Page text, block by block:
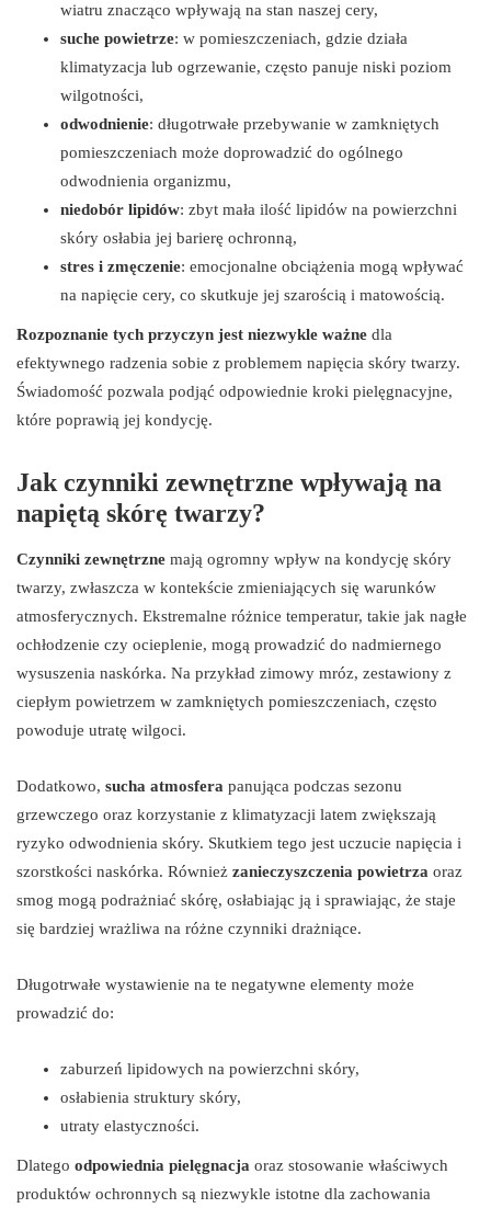
wiatru znacząco wpływają na stan naszej cery,
suche powietrze: w pomieszczeniach, gdzie działa
klimatyzacja lub ogrzewanie, często panuje niski poziom
wilgotności,
odwodnienie: długotrwałe przebywanie w zamkniętych
pomieszczeniach może doprowadzić do ogólnego
odwodnienia organizmu,
niedobór lipidów: zbyt mała ilość lipidów na powierzchni
skóry osłabia jej barierę ochronną,
stres i zmęczenie: emocjonalne obciążenia mogą wpływać
na napięcie cery, co skutkuje jej szarością i matowością.
Rozpoznanie tych przyczyn jest niezwykle ważne dla
efektywnego radzenia sobie z problemem napięcia skóry twarzy.
Świadomość pozwala podjąć odpowiednie kroki pielęgnacyjne,
które poprawią jej kondycję.
Jak czynniki zewnętrzne wpływają na
napiętą skórę twarzy?
Czynniki zewnętrzne mają ogromny wpływ na kondycję skóry
twarzy, zwłaszcza w kontekście zmieniających się warunków
atmosferycznych. Ekstremalne różnice temperatur, takie jak nagłe
ochłodzenie czy ocieplenie, mogą prowadzić do nadmiernego
wysuszenia naskórka. Na przykład zimowy mróz, zestawiony z
ciepłym powietrzem w zamkniętych pomieszczeniach, często
powoduje utratę wilgoci.
Dodatkowo, sucha atmosfera panująca podczas sezonu
grzewczego oraz korzystanie z klimatyzacji latem zwiększają
ryzyko odwodnienia skóry. Skutkiem tego jest uczucie napięcia i
szorstkości naskórka. Również zanieczyszczenia powietrza oraz
smog mogą podrażniać skórę, osłabiając ją i sprawiając, że staje
się bardziej wrażliwa na różne czynniki drażniące.
Długotrwałe wystawienie na te negatywne elementy może
prowadzić do:
zaburzeń lipidowych na powierzchni skóry,
osłabienia struktury skóry,
utraty elastyczności.
Dlatego odpowiednia pielęgnacja oraz stosowanie właściwych
produktów ochronnych są niezwykle istotne dla zachowania